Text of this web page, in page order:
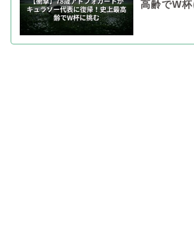
高齢でW